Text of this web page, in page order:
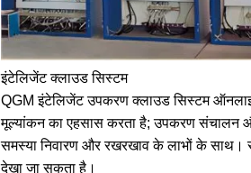
इंटेलिजेंट क्लाउड सिस्टम
QGM इंटेलिजेंट उपकरण क्लाउड सिस्टम ऑनलाइन
मूल्यांकन का एहसास करता है; उपकरण संचालन
समस्या निवारण और रखरखाव के लाभों के
देखा जा सकता है।